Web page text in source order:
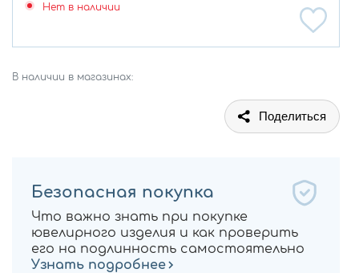
Нет в наличии
В наличии в магазинах:
Поделиться
Безопасная покупка
Что важно знать при покупке
ювелирного изделия и как проверить
его на подлинность самостоятельно
Узнать подробнее